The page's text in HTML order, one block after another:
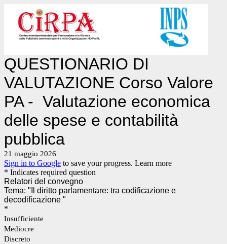
QUESTIONARIO DI
VALUTAZIONE Corso Valore
PA - Valutazione economica
delle spese e contabilità
pubblica
21 maggio 2026
Sign in to Google to save your progress. Learn more
* Indicates required question
Relatori del convegno
Tema: "Il diritto parlamentare: tra codificazione e
decodificazione "
*
Insufficiente
Mediocre
Discreto